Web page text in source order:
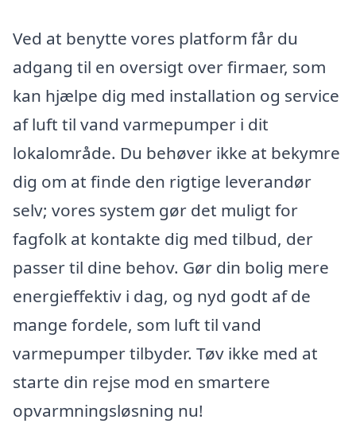
Ved at benytte vores platform får du
adgang til en oversigt over firmaer, som
kan hjælpe dig med installation og service
af luft til vand varmepumper i dit
lokalområde. Du behøver ikke at bekymre
dig om at finde den rigtige leverandør
selv; vores system gør det muligt for
fagfolk at kontakte dig med tilbud, der
passer til dine behov. Gør din bolig mere
energieffektiv i dag, og nyd godt af de
mange fordele, som luft til vand
varmepumper tilbyder. Tøv ikke med at
starte din rejse mod en smartere
opvarmningsløsning nu!